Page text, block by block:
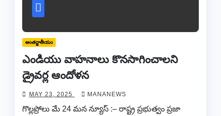
అంతర్జాతీయం
ఎండియు వాహనాలు కొనసాగించాలని
డ్రైవర్ల ఆందోళన
MAY 23, 2025 MANANEWS
గొల్లప్రోలు మే 24 మన న్యూస్ :– రాష్ట్ర ప్రభుత్వం ప్రజా